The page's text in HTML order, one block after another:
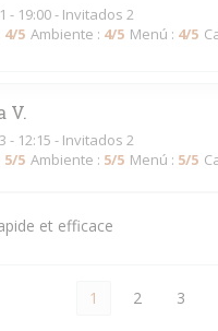
- 19:00 - Invitados 2
4/5 Ambiente : 4/5 Menú : 4/5
V
- 12:15 - Invitados 2
5/5 Ambiente : 5/5 Menú : 5/5
et efficace
1 2 3